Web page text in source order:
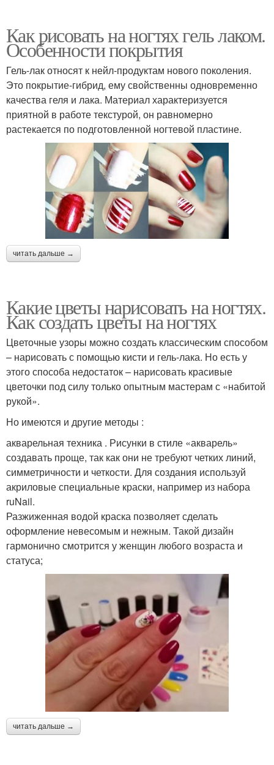
Как рисовать на ногтях гель лаком.
Особенности покрытия
Гель-лак относят к нейл-продуктам нового поколения.
Это покрытие-гибрид, ему свойственны одновременно
качества геля и лака. Материал характеризуется
приятной в работе текстурой, он равномерно
растекается по подготовленной ногтевой пластине.
читать дальше →
Какие цветы нарисовать на ногтях.
Как создать цветы на ногтях
Цветочные узоры можно создать классическим способом
– нарисовать с помощью кисти и гель-лака. Но есть у
этого способа недостаток – нарисовать красивые
цветочки под силу только опытным мастерам с «набитой
рукой».
Но имеются и другие методы :
акварельная техника . Рисунки в стиле «акварель»
создавать проще, так как они не требуют четких линий,
симметричности и четкости. Для создания используй
акриловые специальные краски, например из набора
ruNail.
Разжиженная водой краска позволяет сделать
оформление невесомым и нежным. Такой дизайн
гармонично смотрится у женщин любого возраста и
статуса;
читать дальше →